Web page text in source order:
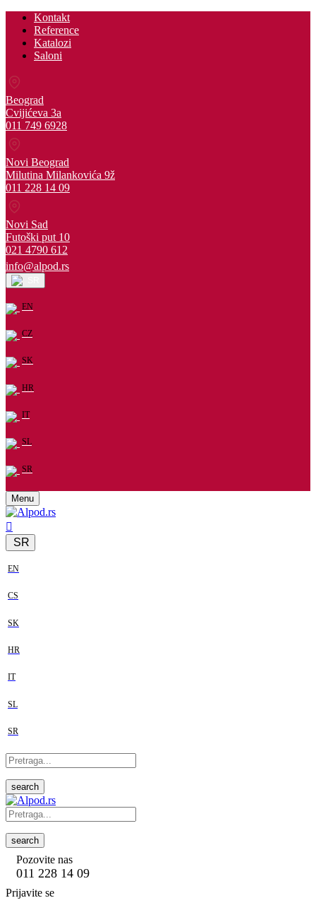
Kontakt
Reference
Katalozi
Saloni
Beograd
Cvijićeva 3a
011 749 6928
Novi Beograd
Milutina Milankovića 9ž
011 228 14 09
Novi Sad
Futoški put 10
021 4790 612
info@alpod.rs
EN
CZ
SK
HR
IT
SL
SR
Menu
SR
EN
CS
SK
HR
IT
SL
SR
search
search
Pozovite nas
011 228 14 09
Prijavite se